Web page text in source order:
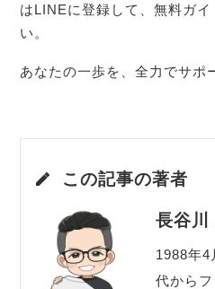
はLINEに登録して、無料ガイ
い。
あなたの一歩を、全力でサポ
この記事の著者
長谷川
1988年4
代から